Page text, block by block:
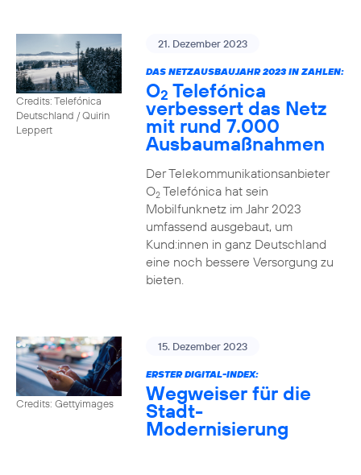
Credits: Telefónica
Deutschland / Quirin
Leppert
21. Dezember 2023
DAS NETZAUSBAUJAHR 2023 IN ZAHLEN:
O2 Telefónica
verbessert das Netz
mit rund 7.000
Ausbaumaßnahmen
Der Telekommunikationsanbieter
O2Telefónica hat sein
Mobilfunknetz im Jahr 2023
umfassend ausgebaut, um
Kund:innen in ganz Deutschland
eine noch bessere Versorgung zu
bieten.
Credits: Gettyimages
15. Dezember 2023
ERSTER DIGITAL-INDEX:
Wegweiser für die
Stadt-
Modernisierung